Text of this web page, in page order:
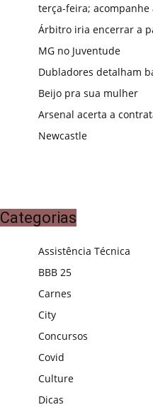
terça-feira; acompanhe
Árbitro iria encerrar a
MG no Juventude
Dubladores detalham
Beijo pra sua mulher
Arsenal acerta a
Newcastle
Categorias
Assistência Técnica
BBB 25
Carnes
City
Concursos
Covid
Culture
Dicas